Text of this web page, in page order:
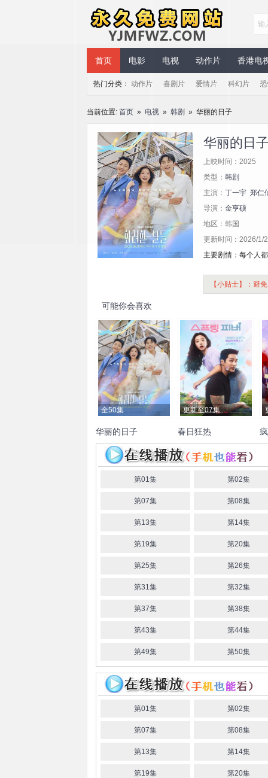
永久免费网站
首页 电影 电视 动作片 香港电
热门分类： 动作片 喜剧片 爱情片 科幻片
当前位置: 首页 » 电视 » 韩剧 » 华丽的日子
华丽的日
上映时间：2025
类型： 韩剧
主演： 丁一宇 郑仁
导演： 金亨硕
地区：韩国
更新时间：2026/1/
主要剧情：每个人
【小贴士】：避
可能你会喜欢
全50集
华丽的日子
丁一宇 郑仁仙 李泰兰 尹
贤旻 千虎珍 潘孝贞 尹周
朴成根 金正英
更新至07集
春日狂热
安普贤 李主傧 车叙元 赵
俊英 李在仁 陈庆
第01集 第02集
第07集 第08集
第13集 第14集
第19集 第20集
第25集 第26集
第31集 第32集
第37集 第38集
第43集 第44集
第49集 第50集
第01集 第02集
第07集 第08集
第13集 第14集
第19集 第20集